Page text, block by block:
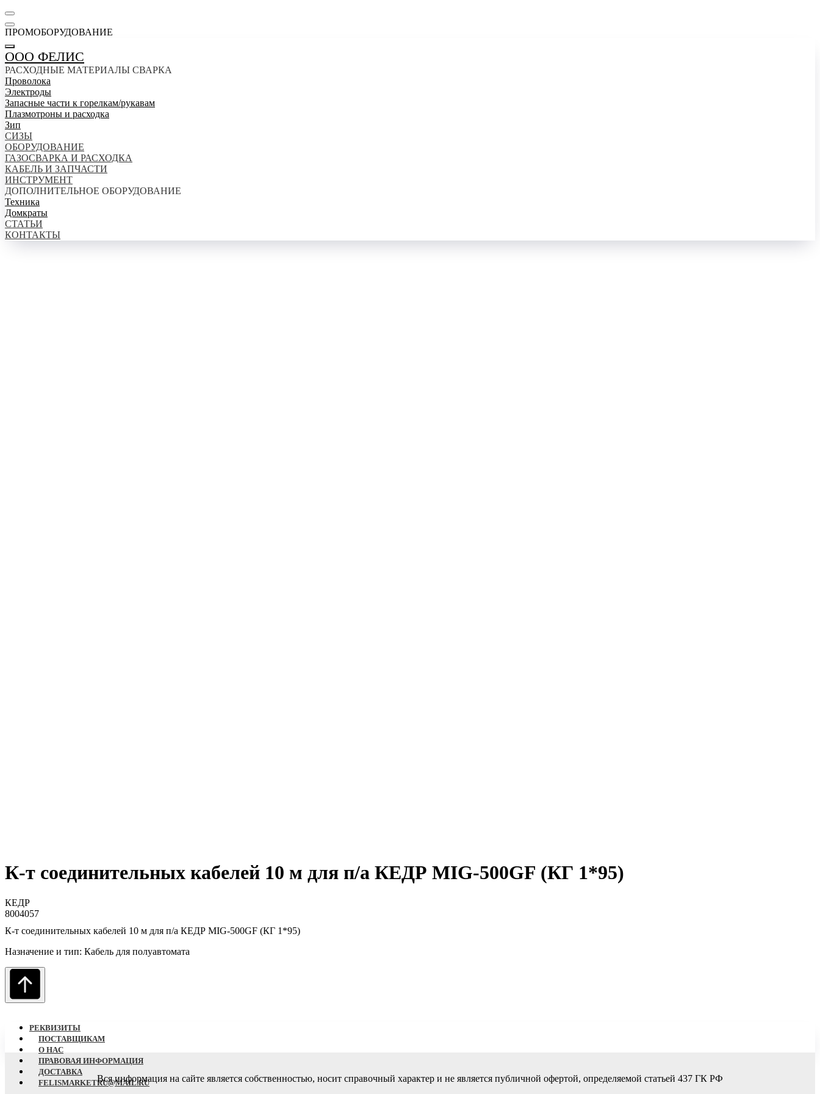
ПРОМОБОРУДОВАНИЕ
ООО ФЕЛИС
РАСХОДНЫЕ МАТЕРИАЛЫ СВАРКА
Проволока
Электроды
Запасные части к горелкам/рукавам
Плазмотроны и расходка
Зип
СИЗЫ
ОБОРУДОВАНИЕ
ГАЗОСВАРКА И РАСХОДКА
КАБЕЛЬ И ЗАПЧАСТИ
ИНСТРУМЕНТ
ДОПОЛНИТЕЛЬНОЕ ОБОРУДОВАНИЕ
Техника
Домкраты
СТАТЬИ
КОНТАКТЫ
К-т соединительных кабелей 10 м для п/а КЕДР MIG-500GF (КГ 1*95)
КЕДР
8004057
К-т соединительных кабелей 10 м для п/а КЕДР MIG-500GF (КГ 1*95)
Назначение и тип: Кабель для полуавтомата
РЕКВИЗИТЫ
ПОСТАВЩИКАМ
О НАC
ПРАВОВАЯ ИНФОРМАЦИЯ
ДОСТАВКА
FELISMARKETRU@MAIL.RUВся информация на сайте является собственностью, носит справочный характер и не является публичной офертой, определяемой статьей 437 ГК РФ